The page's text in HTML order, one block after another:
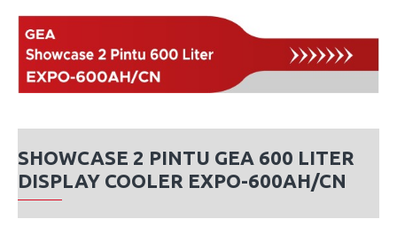
SHOWCASE 2 PINTU GEA 600 LITER
DISPLAY COOLER EXPO-600AH/CN